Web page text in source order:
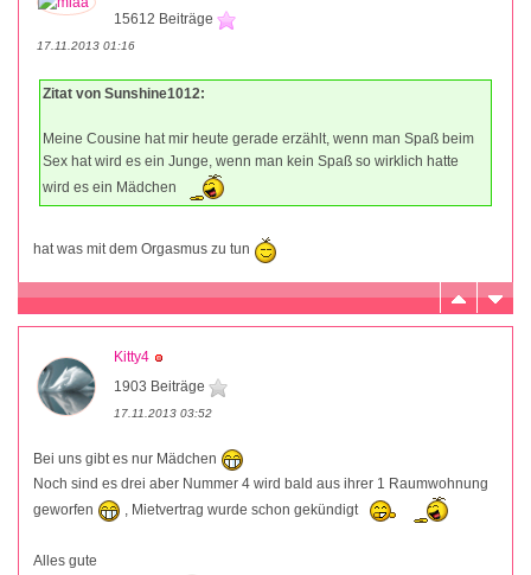
15612 Beiträge
17.11.2013 01:16
Zitat von Sunshine1012:
Meine Cousine hat mir heute gerade erzählt, wenn man Spaß beim
Sex hat wird es ein Junge, wenn man kein Spaß so wirklich hatte
wird es ein Mädchen
hat was mit dem Orgasmus zu tun
Kitty4
1903 Beiträge
17.11.2013 03:52
Bei uns gibt es nur Mädchen
Noch sind es drei aber Nummer 4 wird bald aus ihrer 1 Raumwohnung
geworfen
, Mietvertrag wurde schon gekündigt
Alles gute